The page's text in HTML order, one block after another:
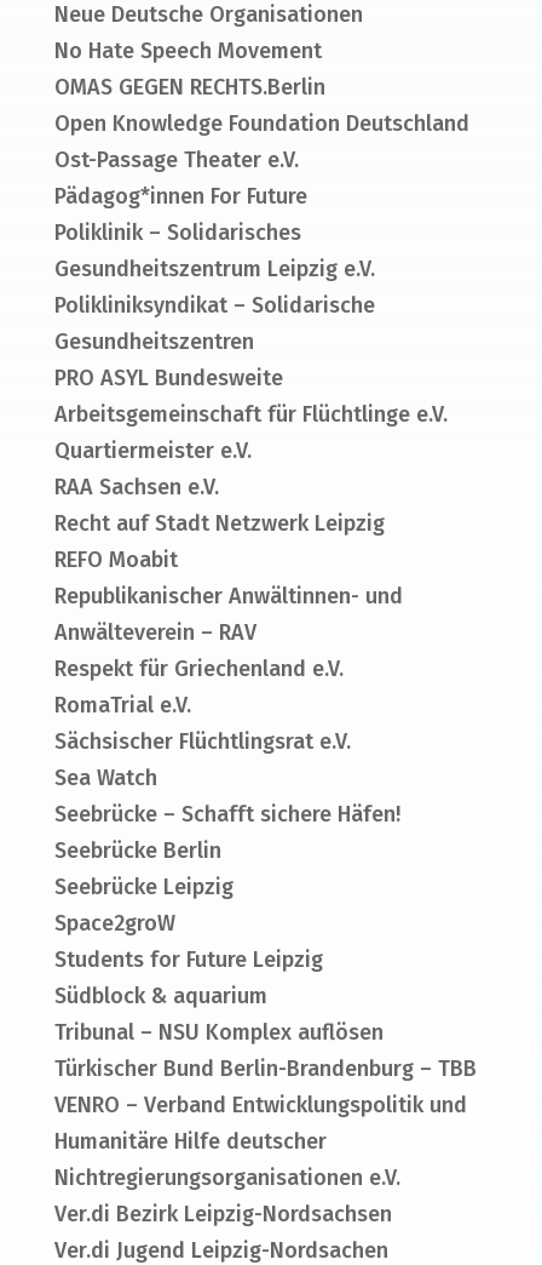
Neue Deutsche Organisationen
No Hate Speech Movement
OMAS GEGEN RECHTS.Berlin
Open Knowledge Foundation Deutschland
Ost-Passage Theater e.V.
Pädagog*innen For Future
Poliklinik – Solidarisches
Gesundheitszentrum Leipzig e.V.
Polikliniksyndikat – Solidarische
Gesundheitszentren
PRO ASYL Bundesweite
Arbeitsgemeinschaft für Flüchtlinge e.V.
Quartiermeister e.V.
RAA Sachsen e.V.
Recht auf Stadt Netzwerk Leipzig
REFO Moabit
Republikanischer Anwältinnen- und
Anwälteverein – RAV
Respekt für Griechenland e.V.
RomaTrial e.V.
Sächsischer Flüchtlingsrat e.V.
Sea Watch
Seebrücke – Schafft sichere Häfen!
Seebrücke Berlin
Seebrücke Leipzig
Space2groW
Students for Future Leipzig
Südblock & aquarium
Tribunal – NSU Komplex auflösen
Türkischer Bund Berlin-Brandenburg – TBB
VENRO – Verband Entwicklungspolitik und
Humanitäre Hilfe deutscher
Nichtregierungsorganisationen e.V.
Ver.di Bezirk Leipzig-Nordsachsen
Ver.di Jugend Leipzig-Nordsachen